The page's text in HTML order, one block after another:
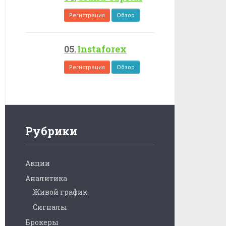
Регистрация Обзор
Instaforex
Регистрация Обзор
Рубрики
Акции
Аналитика
Живой график
Сигналы
Брокеры